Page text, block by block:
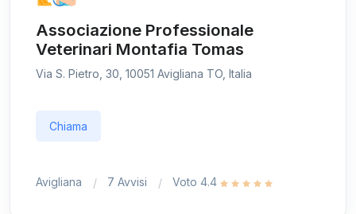
Associazione Professionale
Veterinari Montafia Tomas
Via S. Pietro, 30, 10051 Avigliana TO, Italia
Chiama
Avigliana 7 Avvisi Voto 4.4